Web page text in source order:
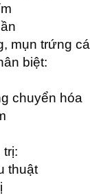
mụn trứng cá
biệt:
chuyển hóa
trị:
thuật